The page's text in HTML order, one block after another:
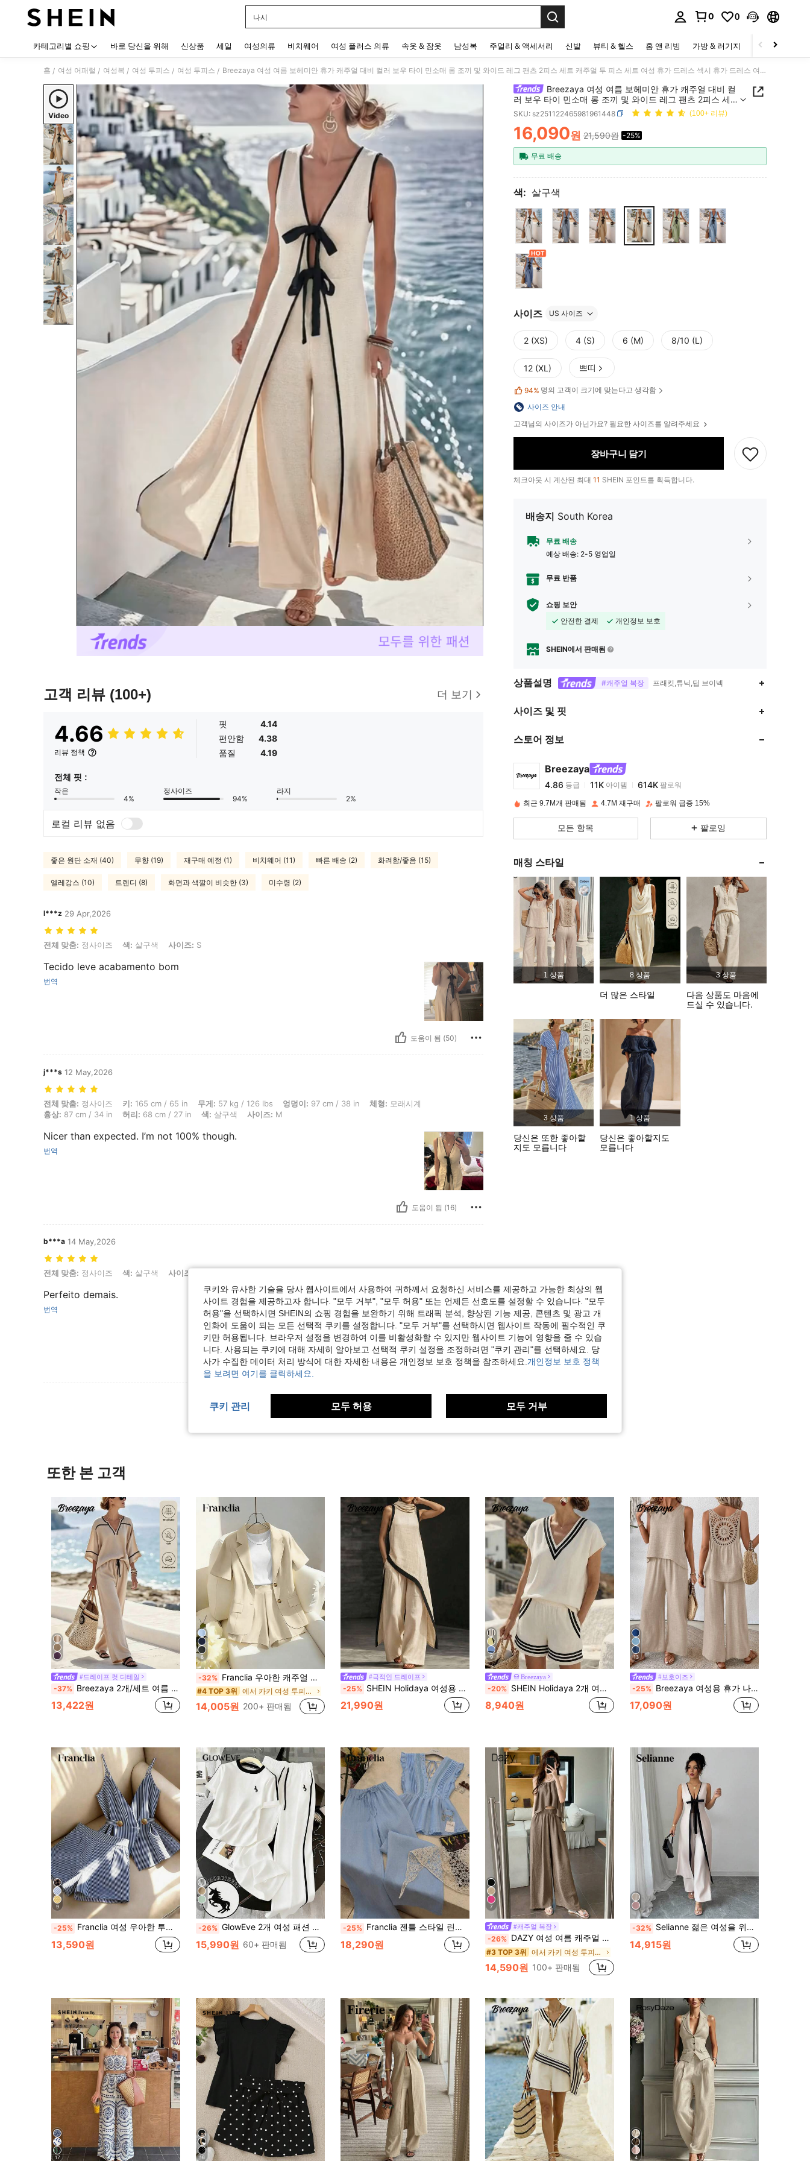
나시
0 0
카테고리별 쇼핑 바로 당신을 위해 신상품 세일 여성의류 비치웨어 여성 플러스 의류 속옷 & 잠옷 남성복 주얼리 & 액세서리 신발 뷰티 & 헬스 홈 앤 리빙 가방 & 러기지 스포츠 & 아웃
홈 / 여성 어패럴 / 여성복 / 여성 투피스 / 여성 투피스 / Breezaya 여성 여름 보헤미안 휴가 캐주얼 대비 컬러 보우 타이 민소매 롱 조끼 및 와이드 레그 팬츠 2피스 세트 캐주얼 투 피스 세트 여성 휴가 드레스 섹시 휴가 드레스 여름 점프수트 백리스 점프수트 백리스 여름 드레스 랩 어라운드 드레스 여성용 XS 드레스 여성용 요트 드레스 여성 비치 의상 여성용 비치 의상 커버업 리조트 웨어 여성 휴가 드레스 여성용 점프수트 캐주얼 여성용 점프수트 여름 여성 휴가 의상 세트 여성용 여름 의상 비치웨어 드레스
Video
고객 리뷰 (100+) 더 보기
4.66
리뷰 정책
핏
4.14
편안함
4.38
품질
4.19
전체 핏 :
작은
4%
정사이즈
94%
라지
2%
로컬 리뷰 없음
좋은 원단 소재 (40) 무향 (19) 재구매 예정 (1) 비치웨어 (11) 빠른 배송 (2) 화려함/좋음 (15)
엘레강스 (10) 트렌디 (8) 화면과 색깔이 비슷한 (3) 미수령 (2)
l***z 29 Apr,2026
전체 맞춤: 정사이즈, 색: 살구색, 사이즈: S
전체 맞춤: 정사이즈 색: 살구색 사이즈: S
Tecido leve acabamento bom
번역
도움이 됨 (50)
j***s 12 May,2026
전체 맞춤: 정사이즈, 키: 165 cm / 65 in, 무게: 57 kg / 126 lbs, 엉덩이: 97 cm / 38 in, 체형: 모래시계, 흉상: 87 cm / 34 in, 허리: 68 cm / 27 in, 색: 살구색, 사이즈: M
전체 맞춤: 정사이즈 키: 165 cm / 65 in 무게: 57 kg / 126 lbs 엉덩이: 97 cm / 38 in 체형: 모래시계
흉상: 87 cm / 34 in 허리: 68 cm / 27 in 색: 살구색 사이즈: M
Nicer than expected. I’m not 100% though.
번역
도움이 됨 (16)
b***a 14 May,2026
전체 맞춤: 정사이즈, 색: 살구색, 사이즈: S
전체 맞춤: 정사이즈 색: 살구색 사이즈:
Perfeito demais.
번역
도움이 됨 (14)
리뷰 더 보기
Breezaya 여성 여름 보헤미안 휴가 캐주얼 대비 컬
러 보우 타이 민소매 롱 조끼 및 와이드 레그 팬츠 2피스 세
트 캐주얼 투 피스 세트 여성 휴가 드레스 섹시 휴가 드레스
여름 점프수트 백리스 점프수트 백리스 여름 드레스 랩 어라
운드 드레스 여성용 XS 드레스 여성용 요트 드레스 여성 비
치 의상 여성용 비치 의상 커버업 리조트 웨어 여성 휴가 드
레스 여성용 점프수트 캐주얼 여성용 점프수트 여름 여성 휴
가 의상 세트 여성용 여름 의상 비치웨어 드레스
SKU: sz251122465981961448 (100+ 리뷰)
PRICE AND AVAILABILITY
16,090원 21,590원 -25%
무료 배송
색: 살구색
사이즈 US 사이즈
2 (XS) 4 (S) 6 (M) 8/10 (L)
12 (XL) 쁘띠
94% 명의 고객이 크기에 맞는다고 생각함
사이즈 안내
고객님의 사이즈가 아닌가요? 필요한 사이즈를 알려주세요
장바구니 담기
체크아웃 시 계산된 최대 11 SHEIN 포인트를 획득합니다.
배송지 South Korea
무료 배송
예상 배송: 2-5 영업일
무료 반품
쇼핑 보안
안전한 결제
개인정보 보호
SHEIN에서 판매됨
상품설명 #캐주얼 복장 프래킷,튜닉,딥 브이넥
사이즈 및 핏
스토어 정보
Breezaya
4.86
4.86 등급 11K아이템
s***s 이(가)하루 전에지불됨
4.86 11K 614K
4.86 11K 614K
4.86 11K 614K
11K 614K
4.86 11K 614K
최근 9.7M개 판매됨 4.7M 재구매 팔로워 급증 15%
모든 항목 팔로잉
매칭 스타일
1 상품 8 상품
더 많은 스타일
3 상품
다음 상품도 마음에
드실 수 있습니다.
3 상품
당신은 또한 좋아할
지도 모릅니다
1 상품
당신은 좋아할지도
모릅니다
또한 본 고객
#드레이프 컷 디테일
-37% Breezaya 2개/세트 여름 휴가 캐주얼 블랙 트림 3/4 소매 상의 및 바지 세트, 봄/여름
13,422원
6
-32% Franclia 우아한 캐주얼 통근 복장, 옐로우 블레이저 스타일 반팔 재킷 및 반바지/와이드 레그 팬츠 세트 포함, 여성 봄/여름
#4 TOP 3위 에서 카키 여성 투피스 의상
14,005원 200+ 판매됨
#극적인 드레이프
-25% SHEIN Holidaya 여성용 우아하고 캐주얼한 살구색 비대칭 민소매 터틀넥 탑 여성 캐주얼 우아한 루즈핏
21,990원
9
Breezaya
-20% SHEIN Holidaya 2개 여성 스트라이프 브이넥 반팔 상의 및 반바지 세트
8,940원
13
#보호이즈
-25% Breezaya 여성용 휴가 나시 탑 레이스 메쉬 백 & 와이드 레그 팬츠 세트, 아프리코트, 봄/여름용
17,090원
9
-25% Franclia 여성 우아한 투피스 세트, 여성 스트라이프 투피스 세트, 여성 캐주얼 투피스 세트, 여성 캐미솔, 여성 민소매 캐미솔, 여성 와이드 팬츠, 여성 캐주얼 의상, 데일리웨어, 봄 의상, 여름 의상, 휴가 세트, 봄 세트, 캐미솔 투피스 세트, 캐주얼 의상
13,590원
19
-26% GlowEve 2개 여성 패션 라운드넥 자수 프린트 대비 트림 티셔츠, 캐주얼 탄성 허리 자수 와이드 레그 팬츠 세트
15,990원 60+ 판매됨
-25% Franclia 젠틀 스타일 린넨 2피스 세트, 여름 브이넥 프릴 트림 민소매 탑 + 하이웨스트 드로스트링 와이드 레그 팬츠
18,290원
7
#캐주얼 복장
-26% DAZY 여성 여름 캐주얼 솔리드 컬러 앞 짧고 뒤 긴 와이드 레그 팬츠 세트 점프수트, 여성 투피스 세트 라운지 세트 여성용 반바지 세트 여성용
#3 TOP 3위 에서 카키 여성 투피스 의상
14,590원 100+ 판매됨
-32% Selianne 젊은 여성을 위한 봄/여름 2피스 세트 - 매끈한 일상복 민소매 긴 탑 + 허리 끈 브이넥 & 와이드 레그 긴 바지
14,915원
17 16 4
쿠키와 유사한 기술을 당사 웹사이트에서 사용하여 귀하께서 요청하신 서비스를 제공하고 가능한 최상의 웹
사이트 경험을 제공하고자 합니다. "모두 거부", "모두 허용" 또는 언제든 선호도를 설정할 수 있습니다. "모두
허용"을 선택하시면 SHEIN의 쇼핑 경험을 보완하기 위해 트래픽 분석, 향상된 기능 제공, 콘텐츠 및 광고 개
인화에 도움이 되는 모든 선택적 쿠키를 설정합니다. "모두 거부"를 선택하시면 웹사이트 작동에 필수적인 쿠
키만 허용됩니다. 브라우저 설정을 변경하여 이를 비활성화할 수 있지만 웹사이트 기능에 영향을 줄 수 있습
니다. 사용되는 쿠키에 대해 자세히 알아보고 선택적 쿠키 설정을 조정하려면 "쿠키 관리"를 선택하세요. 당
사가 수집한 데이터 처리 방식에 대한 자세한 내용은 개인정보 보호 정책을 참조하세요. 개인정보 보호 정책
을 보려면 여기를 클릭하세요.
쿠키 관리 모두 허용 모두 거부